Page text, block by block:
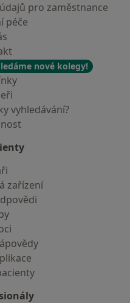
pro zaměstnance
péče
nové kolegy!
vyhledávání?
zařízení